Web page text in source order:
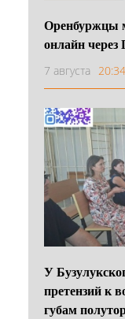
Оренбуржцы
онлайн через
7 августа 20:34
У
претензий к
губам